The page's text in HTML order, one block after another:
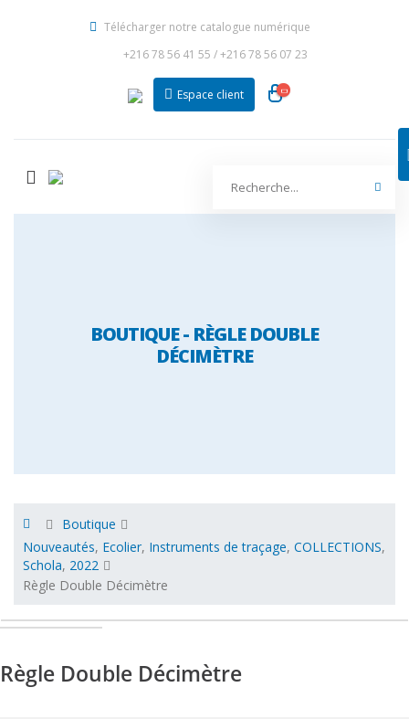
Télécharger notre catalogue numérique
+216 78 56 41 55 /+216 78 56 07 23
Espace client
BOUTIQUE - RÈGLE DOUBLE
DÉCIMÈTRE
Boutique
Nouveautés, Ecolier, Instruments de traçage, COLLECTIONS,
Schola, 2022
Règle Double Décimètre
Règle Double Décimètre